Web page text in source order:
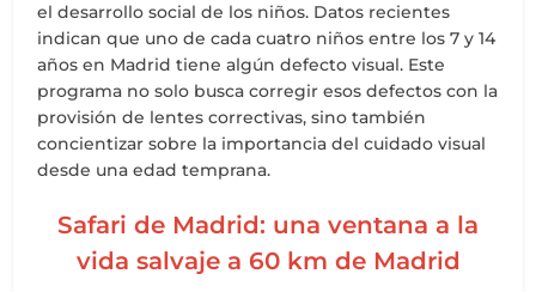
el desarrollo social de los niños. Datos recientes
indican que uno de cada cuatro niños entre los 7 y 14
años en Madrid tiene algún defecto visual. Este
programa no solo busca corregir esos defectos con la
provisión de lentes correctivas, sino también
concientizar sobre la importancia del cuidado visual
desde una edad temprana.
Safari de Madrid: una ventana a la
vida salvaje a 60 km de Madrid